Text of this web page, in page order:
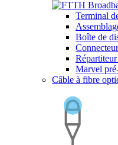
Terminal
Boîte de
Marvel
Câble à fibre